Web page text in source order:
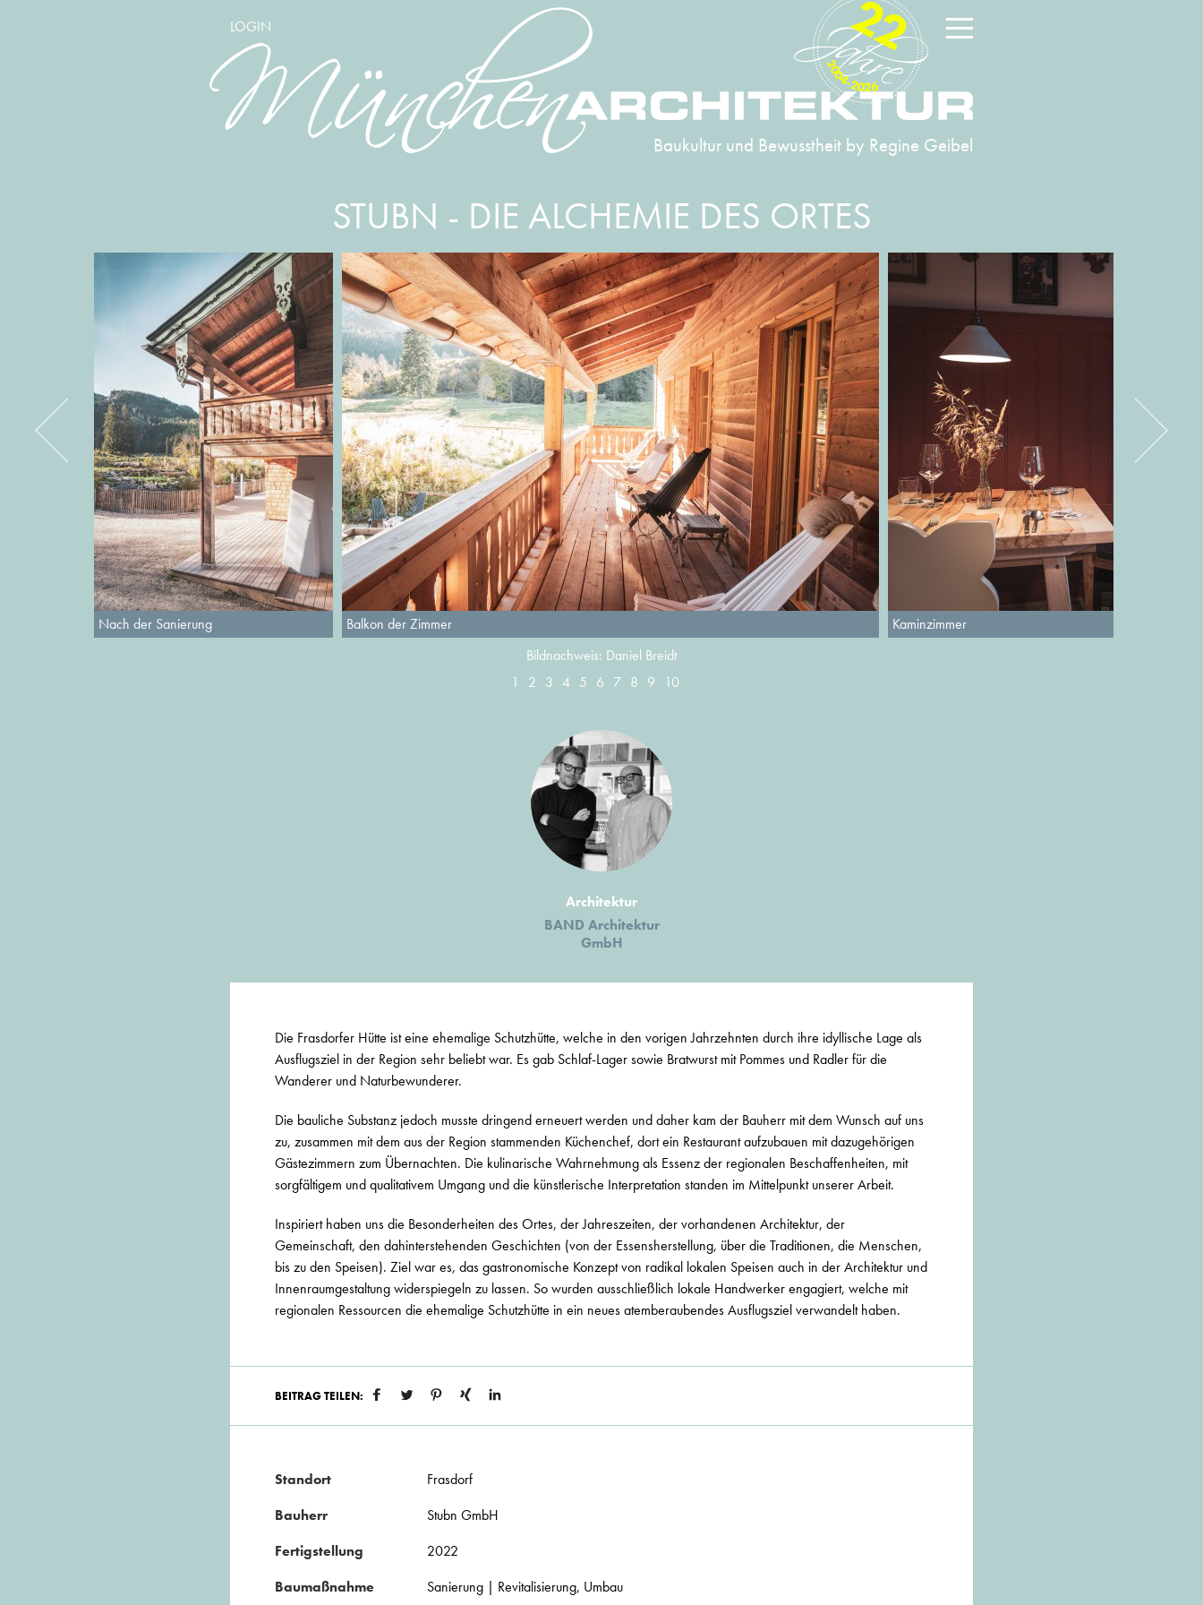
LOGIN
Baukultur und Bewusstheit by Regine Geibel
2004-2026
22
STUBN - DIE ALCHEMIE DES ORTES
Nach der Sanierung Balkon der Zimmer
Kaminzimmer
Bildnachweis: Daniel Breidt
1
2 3 4 5 6 7 8 9 10
Architektur
BAND Architektur
GmbH
Die Frasdorfer Hütte ist eine ehemalige Schutzhütte, welche in den vorigen Jahrzehnten durch ihre idyllische Lage als
Ausflugsziel in der Region sehr beliebt war. Es gab Schlaf-Lager sowie Bratwurst mit Pommes und Radler für die
Wanderer und Naturbewunderer.
Die bauliche Substanz jedoch musste dringend erneuert werden und daher kam der Bauherr mit dem Wunsch auf uns
zu, zusammen mit dem aus der Region stammenden Küchenchef, dort ein Restaurant aufzubauen mit dazugehörigen
Gästezimmern zum Übernachten. Die kulinarische Wahrnehmung als Essenz der regionalen Beschaffenheiten, mit
sorgfältigem und qualitativem Umgang und die künstlerische Interpretation standen im Mittelpunkt unserer Arbeit.
Inspiriert haben uns die Besonderheiten des Ortes, der Jahreszeiten, der vorhandenen Architektur, der
Gemeinschaft, den dahinterstehenden Geschichten (von der Essensherstellung, über die Traditionen, die Menschen,
bis zu den Speisen). Ziel war es, das gastronomische Konzept von radikal lokalen Speisen auch in der Architektur und
Innenraumgestaltung widerspiegeln zu lassen. So wurden ausschließlich lokale Handwerker engagiert, welche mit
regionalen Ressourcen die ehemalige Schutzhütte in ein neues atemberaubendes Ausflugsziel verwandelt haben.
BEITRAG TEILEN:
Standort
Frasdorf
Bauherr
Stubn GmbH
Fertigstellung
2022
Baumaßnahme
Sanierung | Revitalisierung, Umbau